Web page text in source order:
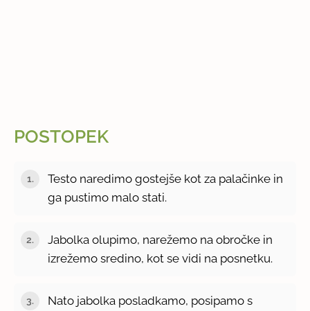
POSTOPEK
Testo naredimo gostejše kot za palačinke in
ga pustimo malo stati.
Jabolka olupimo, narežemo na obročke in
izrežemo sredino, kot se vidi na posnetku.
Nato jabolka posladkamo, posipamo s